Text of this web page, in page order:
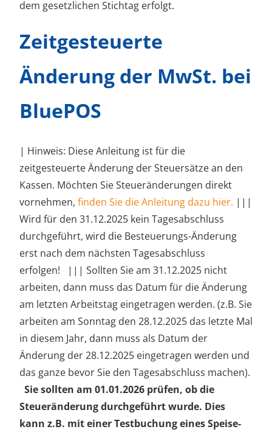
dem gesetzlichen Stichtag erfolgt.
Zeitgesteuerte
Änderung der MwSt. bei
BluePOS
| Hinweis: Diese Anleitung ist für die
zeitgesteuerte Änderung der Steuersätze an den
Kassen. Möchten Sie Steueränderungen direkt
vornehmen, finden Sie die Anleitung dazu hier. |||
Wird für den 31.12.2025 kein Tagesabschluss
durchgeführt, wird die Besteuerungs-Änderung
erst nach dem nächsten Tagesabschluss
erfolgen! ||| Sollten Sie am 31.12.2025 nicht
arbeiten, dann muss das Datum für die Änderung
am letzten Arbeitstag eingetragen werden. (z.B. Sie
arbeiten am Sonntag den 28.12.2025 das letzte Mal
in diesem Jahr, dann muss als Datum der
Änderung der 28.12.2025 eingetragen werden und
das ganze bevor Sie den Tagesabschluss machen).
Sie sollten am 01.01.2026 prüfen, ob die
Steueränderung durchgeführt wurde. Dies
kann z.B. mit einer Testbuchung eines Speise-